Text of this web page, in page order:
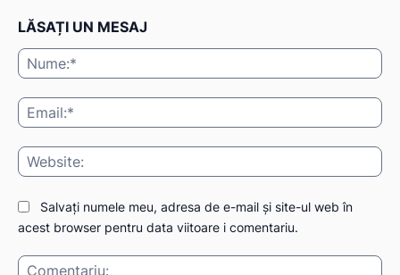
LĂSAȚI UN MESAJ
Salvați numele meu, adresa de e-mail și site-ul web în
acest browser pentru data viitoare i comentariu.